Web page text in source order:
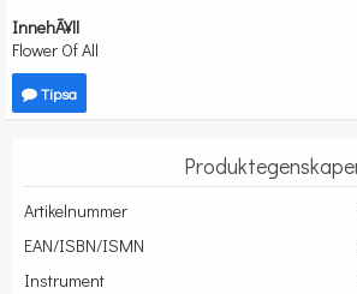
InnehÃ¥ll
Flower Of All
Tipsa
Artikelnummer
EAN/ISBN/ISMN
Instrument